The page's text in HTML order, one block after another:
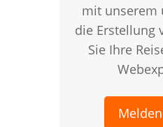
mit unserem
die Erstellung
Sie Ihre